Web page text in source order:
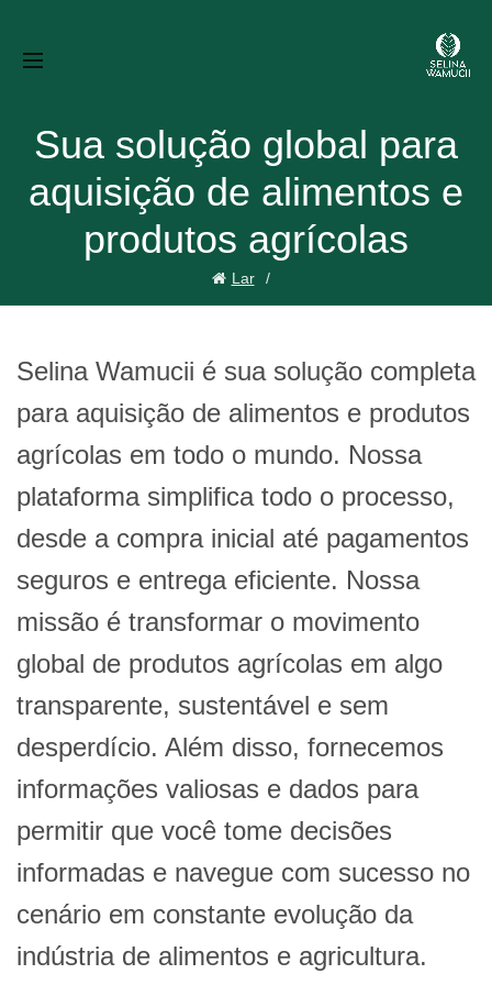
Sua solução global para
aquisição de alimentos e
produtos agrícolas
Lar
Selina Wamucii é sua solução completa
para aquisição de alimentos e produtos
agrícolas em todo o mundo. Nossa
plataforma simplifica todo o processo,
desde a compra inicial até pagamentos
seguros e entrega eficiente. Nossa
missão é transformar o movimento
global de produtos agrícolas em algo
transparente, sustentável e sem
desperdício. Além disso, fornecemos
informações valiosas e dados para
permitir que você tome decisões
informadas e navegue com sucesso no
cenário em constante evolução da
indústria de alimentos e agricultura.